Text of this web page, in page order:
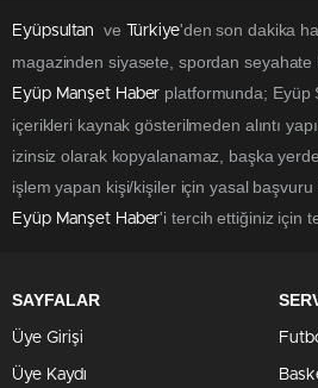
Eyüpsultan ve Türkiye'den son dakika
magazinden siyasete, spordan seyahate
Eyüp Manşet Haber platformunda;
içerikleri kaynak gösterilmeden alıntı
izinsiz olarak kopyalanamaz, başka yerde
işlem yapan kişi/kişiler için yasal başvuru
Eyüp Manşet Haber'i tercih ettiğiniz için
SAYFALAR
Üye Girişi
Üye Kaydı